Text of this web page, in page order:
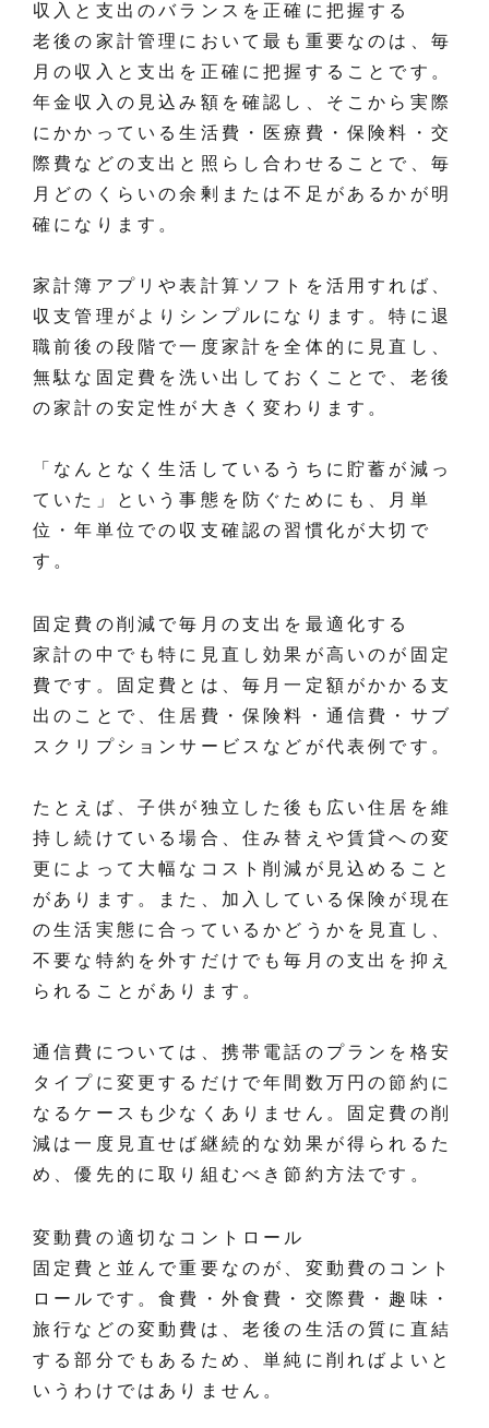
収入と支出のバランスを正確に把握する
老後の家計管理において最も重要なのは、毎
月の収入と支出を正確に把握することです。
年金収入の見込み額を確認し、そこから実際
にかかっている生活費・医療費・保険料・交
際費などの支出と照らし合わせることで、毎
月どのくらいの余剰または不足があるかが明
確になります。
家計簿アプリや表計算ソフトを活用すれば、
収支管理がよりシンプルになります。特に退
職前後の段階で一度家計を全体的に見直し、
無駄な固定費を洗い出しておくことで、老後
の家計の安定性が大きく変わります。
「なんとなく生活しているうちに貯蓄が減っ
ていた」という事態を防ぐためにも、月単
位・年単位での収支確認の習慣化が大切で
す。
固定費の削減で毎月の支出を最適化する
家計の中でも特に見直し効果が高いのが固定
費です。固定費とは、毎月一定額がかかる支
出のことで、住居費・保険料・通信費・サブ
スクリプションサービスなどが代表例です。
たとえば、子供が独立した後も広い住居を維
持し続けている場合、住み替えや賃貸への変
更によって大幅なコスト削減が見込めること
があります。また、加入している保険が現在
の生活実態に合っているかどうかを見直し、
不要な特約を外すだけでも毎月の支出を抑え
られることがあります。
通信費については、携帯電話のプランを格安
タイプに変更するだけで年間数万円の節約に
なるケースも少なくありません。固定費の削
減は一度見直せば継続的な効果が得られるた
め、優先的に取り組むべき節約方法です。
変動費の適切なコントロール
固定費と並んで重要なのが、変動費のコント
ロールです。食費・外食費・交際費・趣味・
旅行などの変動費は、老後の生活の質に直結
する部分でもあるため、単純に削ればよいと
いうわけではありません。